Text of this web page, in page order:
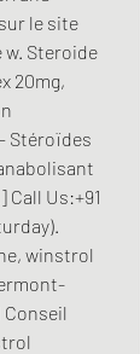
le site
w. Steroide
20mg,
Stéroïdes
Us:+91
winstrol
Conseil